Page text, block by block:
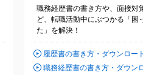
職務経歴書の書き方や、面接対
ど、転職活動中にぶつかる「困
た」を解決！
履歴書の書き方・ダウンロー
職務経歴書の書き方・ダウン